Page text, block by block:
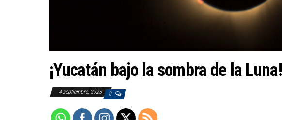
¡Yucatán bajo la sombra de la Luna!
4 septiembre, 2023 0